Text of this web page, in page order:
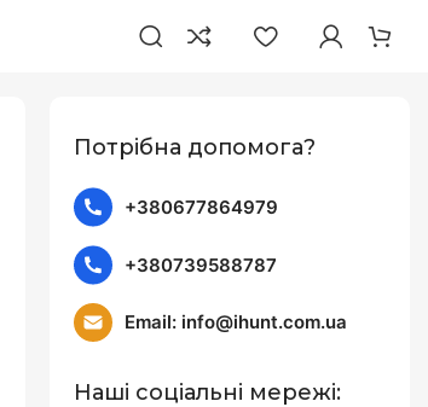
Потрібна допомога?
+380677864979
+380739588787
Email: info@ihunt.com.ua
Наші соціальні мережі: